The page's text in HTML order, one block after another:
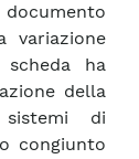
variazione
ha
della
di
congiunto